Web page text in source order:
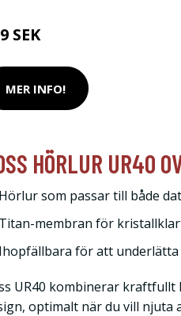
SEK
MER INFO!
HÖRLUR UR40
Hörlur som passar till både
Titan-membran för
Ihopfällbara för att
UR40 kombinerar
optimalt när du vill njuta